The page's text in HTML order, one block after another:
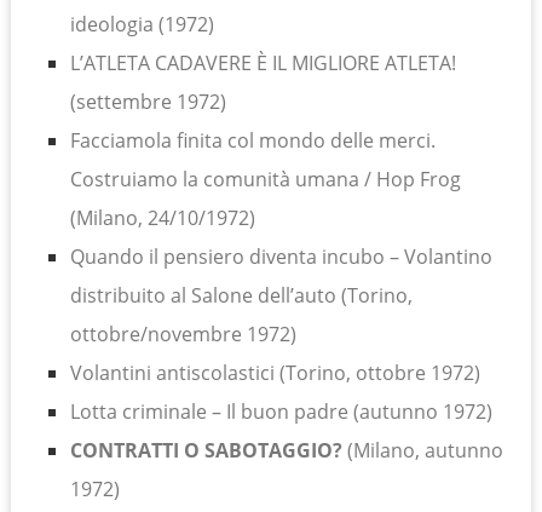
ideologia (1972)
L’ATLETA CADAVERE È IL MIGLIORE ATLETA!
(settembre 1972)
Facciamola finita col mondo delle merci.
Costruiamo la comunità umana / Hop Frog
(Milano, 24/10/1972)
Quando il pensiero diventa incubo – Volantino
distribuito al Salone dell’auto (Torino,
ottobre/novembre 1972)
Volantini antiscolastici (Torino, ottobre 1972)
Lotta criminale – Il buon padre (autunno 1972)
CONTRATTI O SABOTAGGIO? (Milano, autunno
1972)